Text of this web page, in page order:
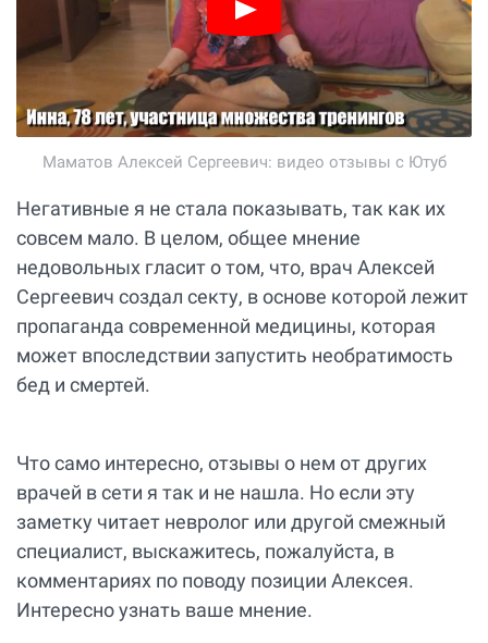
Маматов Алексей Сергеевич: видео отзывы с Ютуб
Негативные я не стала показывать, так как их
совсем мало. В целом, общее мнение
недовольных гласит о том, что, врач Алексей
Сергеевич создал секту, в основе которой лежит
пропаганда современной медицины, которая
может впоследствии запустить необратимость
бед и смертей.
Что само интересно, отзывы о нем от других
врачей в сети я так и не нашла. Но если эту
заметку читает невролог или другой смежный
специалист, выскажитесь, пожалуйста, в
комментариях по поводу позиции Алексея.
Интересно узнать ваше мнение.